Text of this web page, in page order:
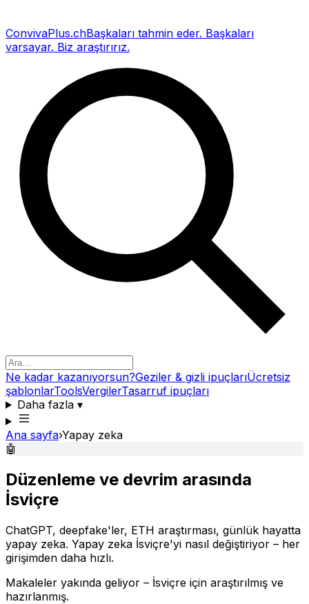
ConvivaPlus.chBaşkaları tahmin eder. Başkaları
varsayar. Biz araştırırız.
Ne kadar kazanıyorsun?Geziler & gizli ipuçlarıÜcretsiz
şablonlarToolsVergilerTasarruf ipuçları
Daha fazla▾
Ana sayfa›Yapay zeka
🤖
Düzenleme ve devrim arasında
İsviçre
ChatGPT, deepfake'ler, ETH araştırması, günlük hayatta
yapay zeka. Yapay zeka İsviçre'yi nasıl değiştiriyor – her
girişimden daha hızlı.
Makaleler yakında geliyor – İsviçre için araştırılmış ve
hazırlanmış.